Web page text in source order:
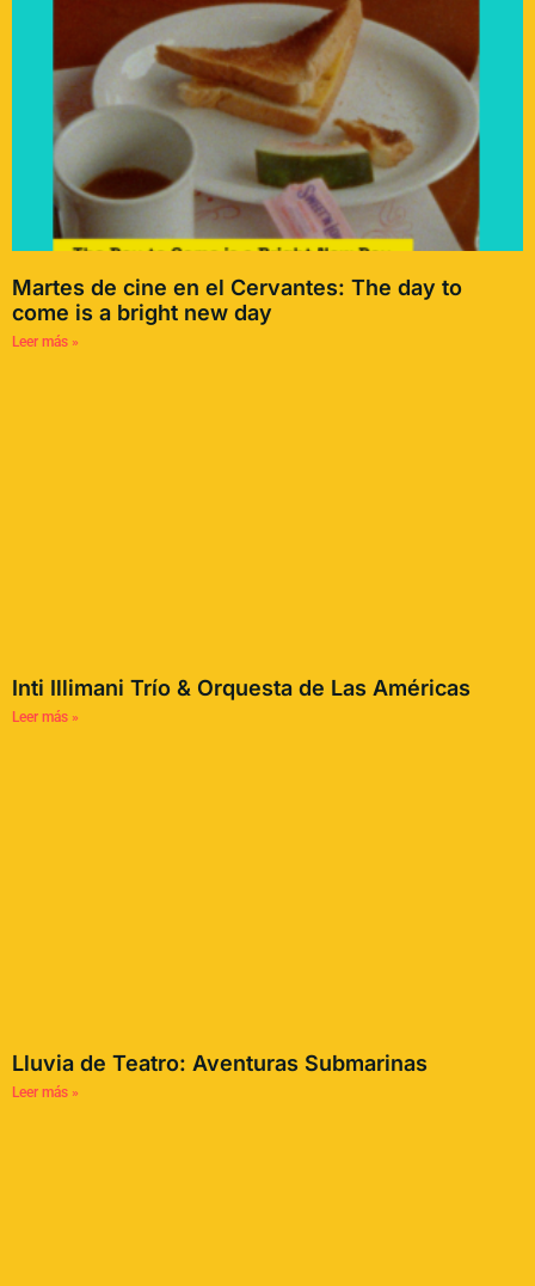
Martes de cine en el Cervantes: The day to
come is a bright new day
Leer más »
Inti Illimani Trío & Orquesta de Las Américas
Leer más »
Lluvia de Teatro: Aventuras Submarinas
Leer más »